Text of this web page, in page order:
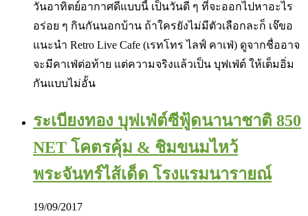
วันอาทิตย์อากาศดีแบบนี้ เป็นวันดี ๆ ที่จะออกไปหาอะไร
อร่อย ๆ กินกันนอกบ้าน ถ้าใครยังไม่มีตัวเลือกละก็ เจ๊ขอ
แนะนำ Retro Live Cafe (เรทโทร ไลฟ์ คาเฟ่) ดูจากชื่ออาจ
จะมีคาเฟ่ต่อท้าย แต่ความจริงแล้วเป็น บุฟเฟ่ต์ ให้เต็มอิ่ม
กันแบบไม่อั้น
ระเบียงทอง บุฟเฟ่ต์ซีฟู้ดนานาชาติ 850
NET โคตรคุ้ม & ชิมขนมไหว้
พระจันทร์ไส้เด็ด โรงแรมนารายณ์
19/09/2017